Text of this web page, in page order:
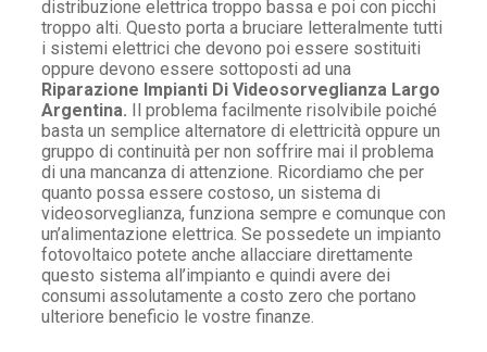
distribuzione elettrica troppo bassa e poi con picchi
troppo alti. Questo porta a bruciare letteralmente tutti
i sistemi elettrici che devono poi essere sostituiti
oppure devono essere sottoposti ad una
Riparazione Impianti Di Videosorveglianza Largo
Argentina. Il problema facilmente risolvibile poiché
basta un semplice alternatore di elettricità oppure un
gruppo di continuità per non soffrire mai il problema
di una mancanza di attenzione. Ricordiamo che per
quanto possa essere costoso, un sistema di
videosorveglianza, funziona sempre e comunque con
un’alimentazione elettrica. Se possedete un impianto
fotovoltaico potete anche allacciare direttamente
questo sistema all’impianto e quindi avere dei
consumi assolutamente a costo zero che portano
ulteriore beneficio le vostre finanze.